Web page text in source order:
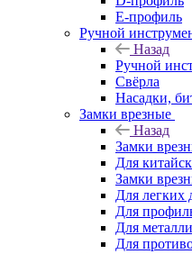
Е-профиль
Ручной
Назад
Ручной
Свёрла
Насадки,
Замки врезные
Назад
Замки
Для
Замки
Для легких
Для
Для
Для